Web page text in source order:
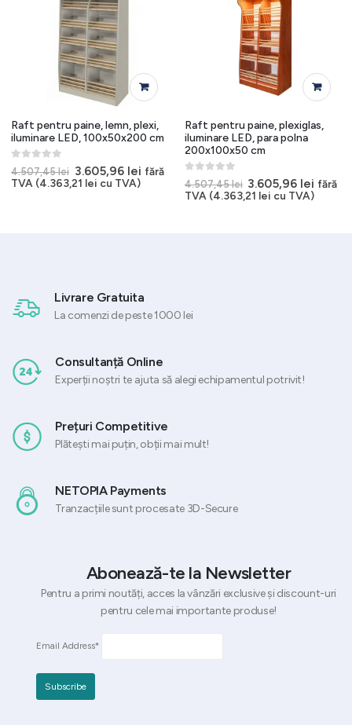
Raft pentru paine, lemn, plexi,
iluminare LED, 100x50x200 cm
0 out of 5
4.507,45lei Prețul
inițial
3.605,96 leiPrețul
curent
fără
TVA (4.363,21 lei cu TVA)
Raft pentru paine, plexiglas,
iluminare LED, para polna
200x100x50 cm
0 out of 5
4.507,45lei Prețul
inițial
3.605,96 lei Prețul
fără
TVA (4.363,21 lei cu TVA)
Livrare Gratuita
La comenzi de peste 1000 lei
Consultanță Online
Experții noștri te ajuta să alegi echipamentul potrivit!
Prețuri Competitive
Plătești mai puțin, obții mai mult!
NETOPIA Payments
Tranzacțiile sunt procesate 3D-Secure
Abonează-te la Newsletter
Pentru a primi noutăți, acces la vânzări exclusive și discount-uri
pentru cele mai importante produse!
Email Address*